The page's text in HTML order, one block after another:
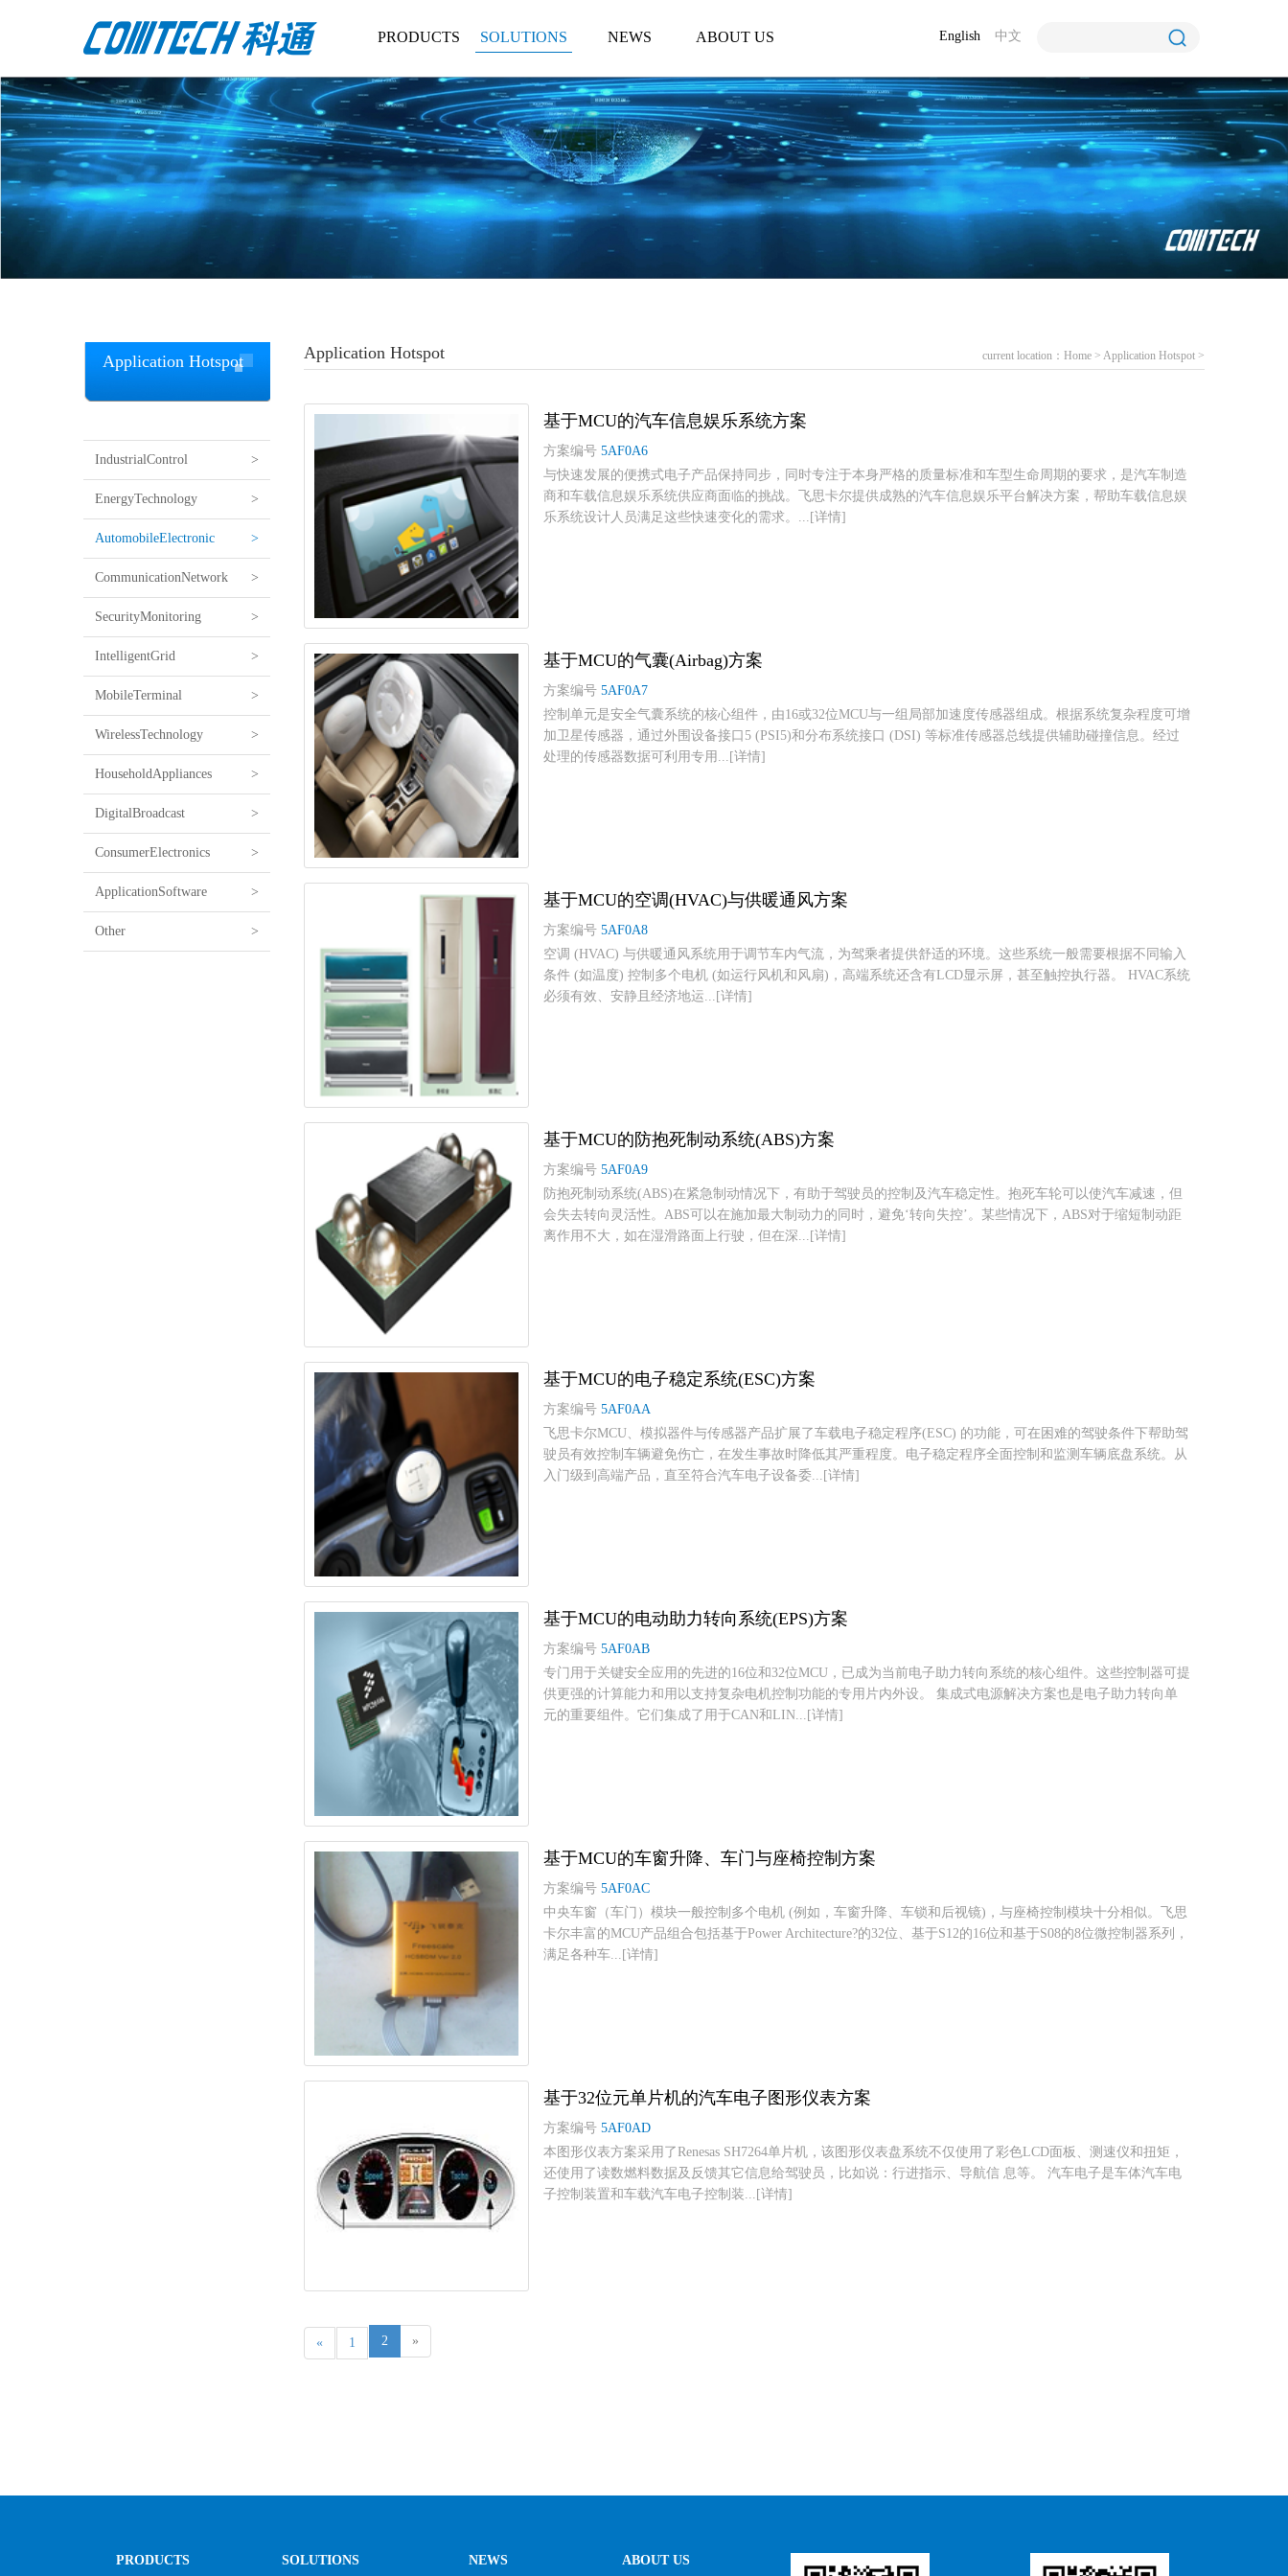
PRODUCTS SOLUTIONS NEWS ABOUT US English 中文
Application Hotspot
IndustrialControl >
EnergyTechnology >
AutomobileElectronic >
CommunicationNetwork >
SecurityMonitoring >
IntelligentGrid >
MobileTerminal >
WirelessTechnology >
HouseholdAppliances >
DigitalBroadcast >
ConsumerElectronics >
ApplicationSoftware >
Other >
Application Hotspot current location： Home > Application Hotspot >
基于MCU的汽车信息娱乐系统方案
方案编号 5AF0A6
与快速发展的便携式电子产品保持同步，同时专注于本身严格的质量标准和车型生命周期的要求，是汽车制造
商和车载信息娱乐系统供应商面临的挑战。飞思卡尔提供成熟的汽车信息娱乐平台解决方案，帮助车载信息娱
乐系统设计人员满足这些快速变化的需求。...[详情]
基于MCU的气囊(Airbag)方案
方案编号 5AF0A7
控制单元是安全气囊系统的核心组件，由16或32位MCU与一组局部加速度传感器组成。根据系统复杂程度可增
加卫星传感器，通过外围设备接口5 (PSI5)和分布系统接口 (DSI) 等标准传感器总线提供辅助碰撞信息。经过
处理的传感器数据可利用专用...[详情]
基于MCU的空调(HVAC)与供暖通风方案
方案编号 5AF0A8
空调 (HVAC) 与供暖通风系统用于调节车内气流，为驾乘者提供舒适的环境。这些系统一般需要根据不同输入
条件 (如温度) 控制多个电机 (如运行风机和风扇)，高端系统还含有LCD显示屏，甚至触控执行器。 HVAC系统
必须有效、安静且经济地运...[详情]
基于MCU的防抱死制动系统(ABS)方案
方案编号 5AF0A9
防抱死制动系统(ABS)在紧急制动情况下，有助于驾驶员的控制及汽车稳定性。抱死车轮可以使汽车减速，但
会失去转向灵活性。ABS可以在施加最大制动力的同时，避免‘转向失控’。某些情况下，ABS对于缩短制动距
离作用不大，如在湿滑路面上行驶，但在深...[详情]
基于MCU的电子稳定系统(ESC)方案
方案编号 5AF0AA
飞思卡尔MCU、模拟器件与传感器产品扩展了车载电子稳定程序(ESC) 的功能，可在困难的驾驶条件下帮助驾
驶员有效控制车辆避免伤亡，在发生事故时降低其严重程度。电子稳定程序全面控制和监测车辆底盘系统。从
入门级到高端产品，直至符合汽车电子设备委...[详情]
基于MCU的电动助力转向系统(EPS)方案
方案编号 5AF0AB
专门用于关键安全应用的先进的16位和32位MCU，已成为当前电子助力转向系统的核心组件。这些控制器可提
供更强的计算能力和用以支持复杂电机控制功能的专用片内外设。 集成式电源解决方案也是电子助力转向单
元的重要组件。它们集成了用于CAN和LIN...[详情]
基于MCU的车窗升降、车门与座椅控制方案
方案编号 5AF0AC
中央车窗（车门）模块一般控制多个电机 (例如，车窗升降、车锁和后视镜)，与座椅控制模块十分相似。飞思
卡尔丰富的MCU产品组合包括基于Power Architecture?的32位、基于S12的16位和基于S08的8位微控制器系列，
满足各种车...[详情]
基于32位元单片机的汽车电子图形仪表方案
方案编号 5AF0AD
本图形仪表方案采用了Renesas SH7264单片机，该图形仪表盘系统不仅使用了彩色LCD面板、测速仪和扭矩，
还使用了读数燃料数据及反馈其它信息给驾驶员，比如说：行进指示、导航信 息等。 汽车电子是车体汽车电
子控制装置和车载汽车电子控制装...[详情]
« 1 2 »
PRODUCTS SOLUTIONS NEWS ABOUT US